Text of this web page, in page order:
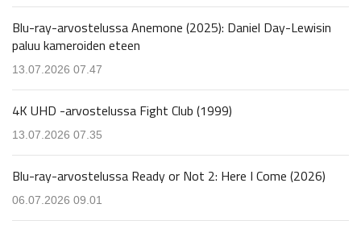
Blu-ray-arvostelussa Anemone (2025): Daniel Day-Lewisin
paluu kameroiden eteen
13.07.2026 07.47
4K UHD -arvostelussa Fight Club (1999)
13.07.2026 07.35
Blu-ray-arvostelussa Ready or Not 2: Here I Come (2026)
06.07.2026 09.01